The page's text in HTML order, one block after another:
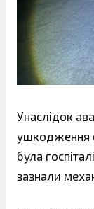
Унаслідок
ушкодження
була
зазнали